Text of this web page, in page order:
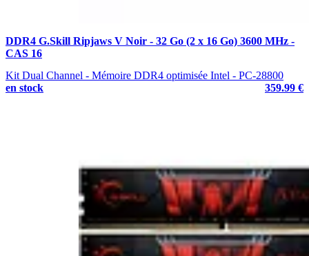
DDR4 G.Skill Ripjaws V Noir - 32 Go (2 x 16 Go) 3600 MHz -
CAS 16
Kit Dual Channel - Mémoire DDR4 optimisée Intel - PC-28800
en stock
359.99 €